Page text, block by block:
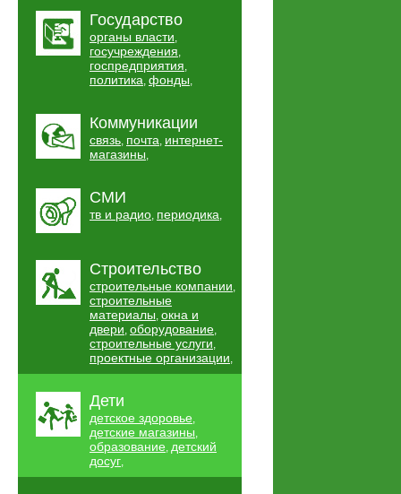
Государство
органы власти,
госучреждения,
госпредприятия,
политика, фонды,
Коммуникации
связь, почта, интернет-
магазины,
СМИ
тв и радио, периодика,
Строительство
строительные компании,
строительные
материалы, окна и
двери, оборудование,
строительные услуги,
проектные организации,
Дети
детское здоровье,
детские магазины,
образование, детский
досуг,